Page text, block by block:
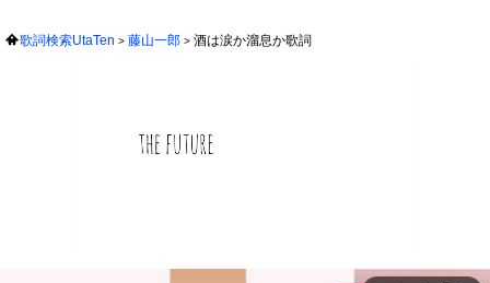
歌詞検索UtaTen 藤山一郎 酒は涙か溜息か歌詞